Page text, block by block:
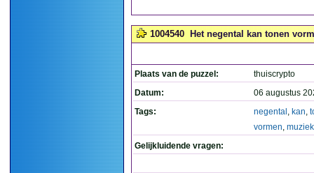
1004540 Het negental kan tonen
Plaats van de puzzel:
thuiscrypto
Datum:
06 augustus
Tags:
negental , kan,
vormen, muziek
Gelijkluidende vragen: